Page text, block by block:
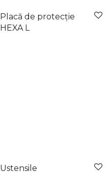
Placă de protecție
HEXA L
Ustensile